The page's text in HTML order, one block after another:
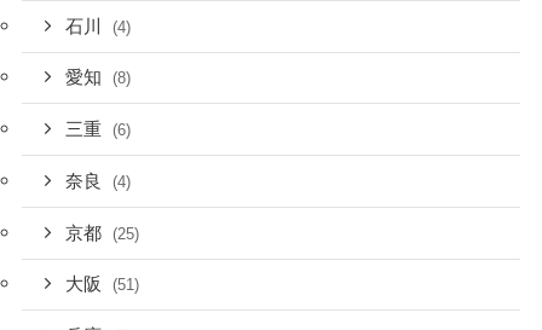
石川 (4)
愛知 (8)
三重 (6)
奈良 (4)
京都 (25)
大阪 (51)